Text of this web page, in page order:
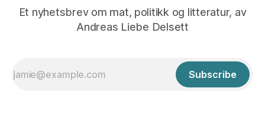
Et nyhetsbrev om mat, politikk og litteratur, av
Andreas Liebe Delsett
Subscribe